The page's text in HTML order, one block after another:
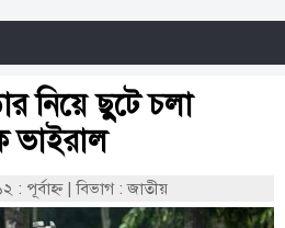
নিয়ে ছুটে চলা
ভাইরাল
: পূর্বাহ্ণ |বিভাগ : জাতীয়